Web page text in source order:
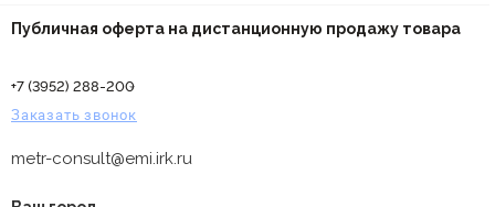
Публичная оферта на дистанционную продажу товара
+7 (3952) 288-200
Заказать звонок
metr-consult@emi.irk.ru